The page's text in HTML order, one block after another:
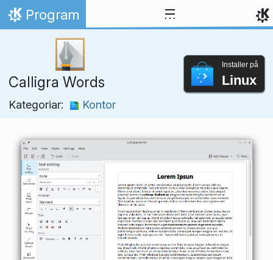
Hopp til innhaldet
Heim
Program
Calligra Words
Kategoriar: Kontor
Installer på
Linux